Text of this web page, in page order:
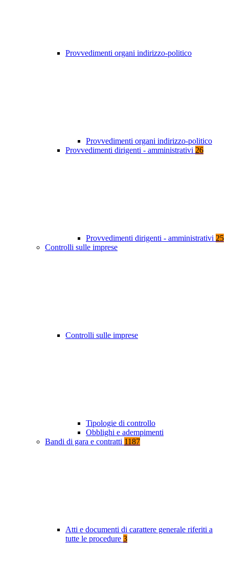
Provvedimenti organi indirizzo-politico
Provvedimenti organi indirizzo-politico
Provvedimenti dirigenti - amministrativi 26
Provvedimenti dirigenti - amministrativi 25
Controlli sulle imprese
Controlli sulle imprese
Tipologie di controllo
Obblighi e adempimenti
Bandi di gara e contratti 1187
Atti e documenti di carattere generale riferiti a
tutte le procedure 3